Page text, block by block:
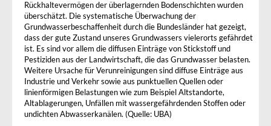
Rückhaltevermögen der überlagernden Bodenschichten wurden
überschätzt. Die systematische Überwachung der
Grundwasserbeschaffenheit durch die Bundesländer hat gezeigt,
dass der gute Zustand unseres Grundwassers vielerorts gefährdet
ist. Es sind vor allem die diffusen Einträge von Stickstoff und
Pestiziden aus der Landwirtschaft, die das Grundwasser belasten.
Weitere Ursache für Verunreinigungen sind diffuse Einträge aus
Industrie und Verkehr sowie aus punktuellen Quellen oder
linienförmigen Belastungen wie zum Beispiel Altstandorte,
Altablagerungen, Unfällen mit wassergefährdenden Stoffen oder
undichten Abwasserkanälen. (Quelle: UBA)